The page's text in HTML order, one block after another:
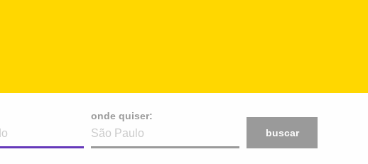
onde quiser:
buscar